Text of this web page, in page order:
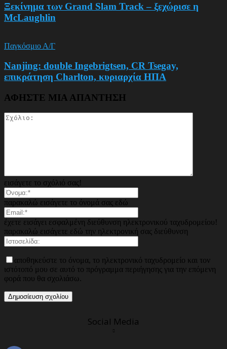
Ξεκίνημα των Grand Slam Track – ξεχώρισε η
McLaughlin
Παγκόσμιο Α/Γ
Nanjing: double Ingebrigtsen, CR Tsegay,
επικράτηση Charlton, κυριαρχία ΗΠΑ
ΑΦΗΣΤΕ ΜΙΑ ΑΠΑΝΤΗΣΗ
εισάγετε το σχόλιό σας!
παρακαλώ εισάγετε το όνομά σας εδώ
έχετε εισάγει εσφαλμένη διεύθυνση ηλεκτρονικού ταχυδρομείου!
παρακαλώ εισάγετε εδώ την ηλεκτρονική σας διεύθυνση
αποθηκεύστε το όνομα, το ηλεκτρονικό ταχυδρομείο και τον
ιστότοπό μου σε αυτό το πρόγραμμα περιήγησης για την επόμενη
φορά που θα σχολιάσω.
Social Media